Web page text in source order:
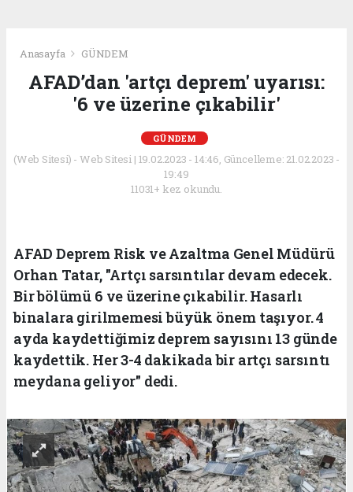
Anasayfa GÜNDEM
AFAD’dan 'artçı deprem' uyarısı:
'6 ve üzerine çıkabilir'
GÜNDEM
(Web Sitesi) - Web Sitesi | 19.02.2023 - 14:46, Güncelleme: 21.02.2023 -
19:49
11031+ kez okundu.
AFAD Deprem Risk ve Azaltma Genel Müdürü
Orhan Tatar, "Artçı sarsıntılar devam edecek.
Bir bölümü 6 ve üzerine çıkabilir. Hasarlı
binalara girilmemesi büyük önem taşıyor. 4
ayda kaydettiğimiz deprem sayısını 13 günde
kaydettik. Her 3-4 dakikada bir artçı sarsıntı
meydana geliyor" dedi.